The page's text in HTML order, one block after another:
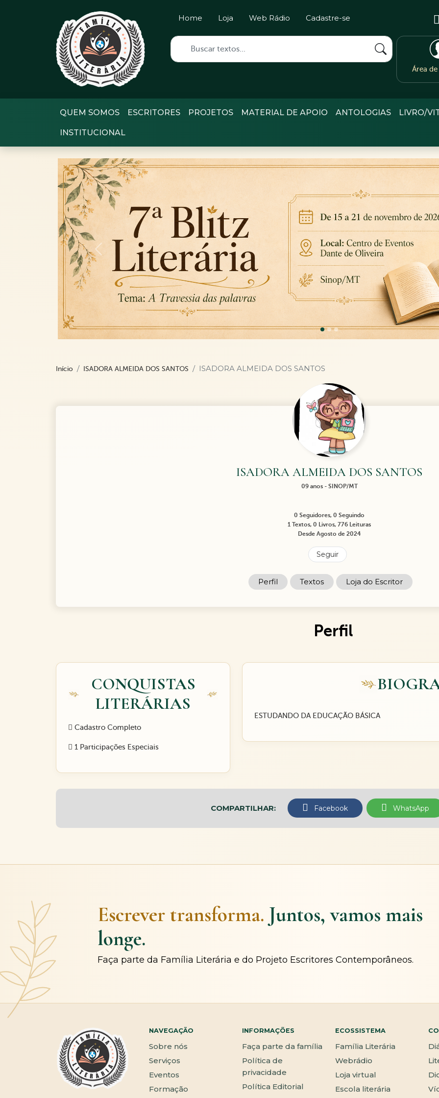
Home Loja Web Rádio Cadastre-se
Área
QUEM SOMOS ESCRITORES PROJETOS MATERIAL DE APOIO ANTOLOGIAS LIVRO/
INSTITUCIONAL
Previous
Início ISADORA ALMEIDA DOS SANTOS ISADORA ALMEIDA DOS SANTOS
ISADORA ALMEIDA DOS SANTOS
09 anos - SINOP/MT
0 Seguidores, 0 Seguindo
1 Textos, 0 Livros, 776 Leituras
Desde Agosto de 2024
Seguir
Perfil Textos Loja do Escritor
Perfil
CONQUISTAS
LITERÁRIAS
Cadastro Completo
1 Participações Especiais
ESTUDANDO DA EDUCAÇÃO BÁSICA
COMPARTILHAR: Facebook WhatsApp
Escrever transforma. Juntos, vamos mais
longe.
Faça parte da Família Literária e do Projeto Escritores Contemporâneos.
NAVEGAÇÃO
Sobre nós
Serviços
Eventos
Formação
INFORMAÇÕES
Faça parte da família
Política de
privacidade
Política Editorial
ECOSSISTEMA
Família Literária
Webrádio
Loja virtual
Escola literária